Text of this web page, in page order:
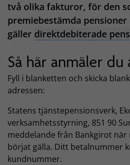
två olika fakturor, för den
premiebestämda
gäller direktdebiterade
Så här anmäler
Fyll i blanketten och skicka
adressen:
Statens tjänstepensionsverk,
verksamhetsstyrning, 851 90
meddelande från Bankgirot
börjat gälla. Ditt betalnummer
kundnummer.